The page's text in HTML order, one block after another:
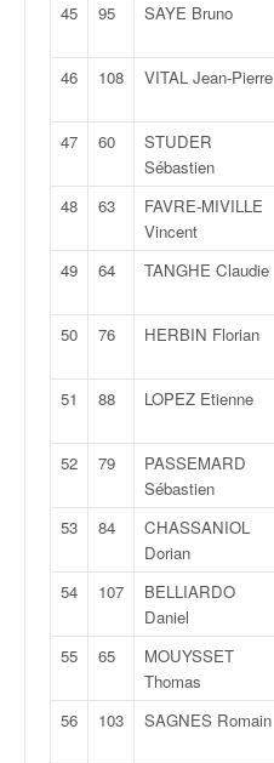
45
95 SAYE Bruno
46
108 VITAL Jean-Pierre
47
60
STUDER
Sébastien
48
63
FAVRE-MIVILLE
Vincent
49
64 TANGHE Claudie
50
76 HERBIN Florian
51
88 LOPEZ Etienne
52
79
PASSEMARD
Sébastien
53
84
CHASSANIOL
Dorian
54
107
BELLIARDO
Daniel
55
65
MOUYSSET
Thomas
56
103 SAGNES Romain